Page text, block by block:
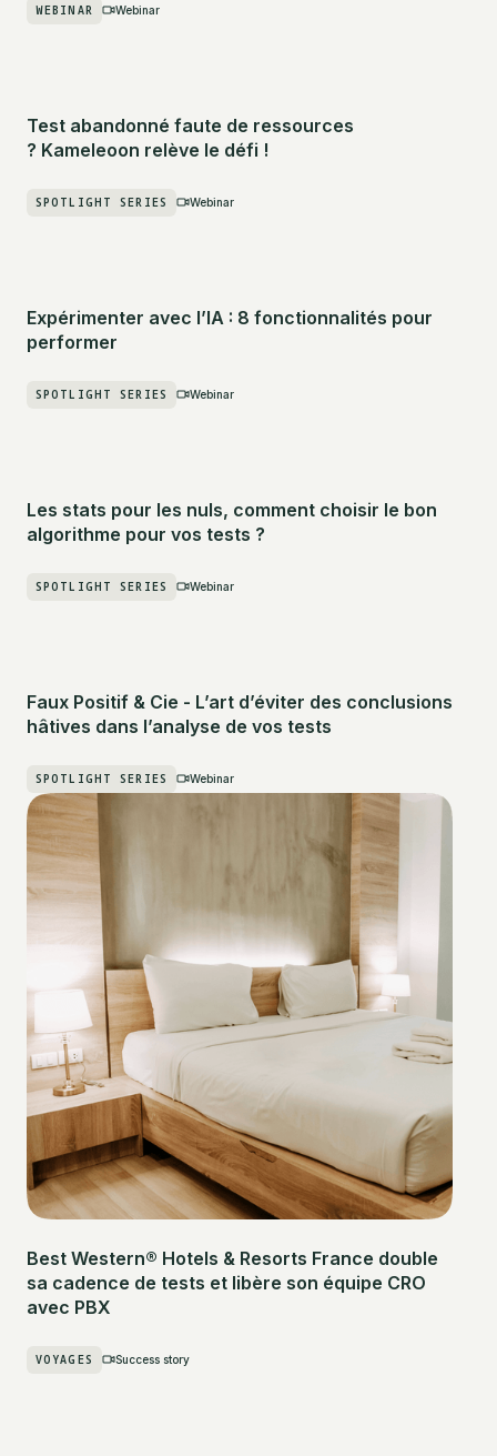
WEBINAR Webinar
Test abandonné faute de ressources
? Kameleoon relève le défi !
SPOTLIGHT SERIES Webinar
Expérimenter avec l’IA : 8 fonctionnalités pour
performer
SPOTLIGHT SERIES Webinar
Les stats pour les nuls, comment choisir le bon
algorithme pour vos tests ?
SPOTLIGHT SERIES Webinar
Faux Positif & Cie - L’art d’éviter des conclusions
hâtives dans l’analyse de vos tests
SPOTLIGHT SERIES Webinar
Best Western® Hotels & Resorts France double
sa cadence de tests et libère son équipe CRO
avec PBX
VOYAGES Success story